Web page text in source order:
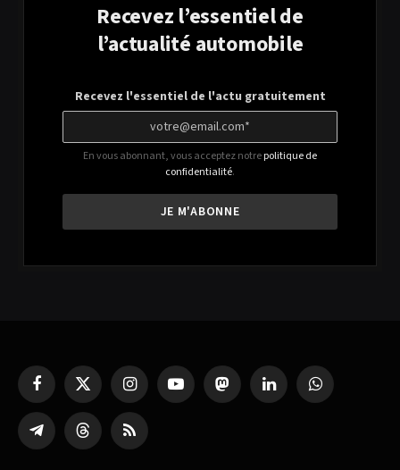
Recevez l’essentiel de
l’actualité automobile
Recevez l'essentiel de l'actu gratuitement
En vous abonnant, vous acceptez notrepolitique de
confidentialité.
FacebookX
(Twitter)
InstagramYouTube MastodonLinkedIn WhatsApp
Partager
sur
Threads RSS